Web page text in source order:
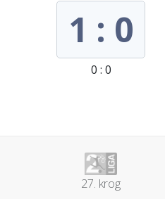
1 : 0
0 : 0
27. krog